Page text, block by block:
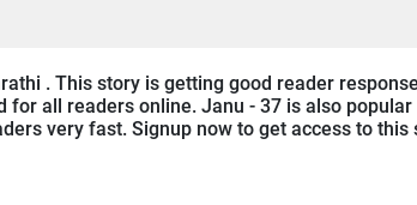
. This story is getting good reader
all readers online. Janu - 37 is also popular
very fast. Signup now to get access to this